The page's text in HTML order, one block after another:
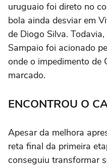
uruguaio foi direto no
bola ainda desviar em
de Diogo Silva.
Sampaio foi acionado
onde o impedimento de
marcado.
ENCONTROU O
Apesar da melhora
reta final da primeira
conseguiu transformar